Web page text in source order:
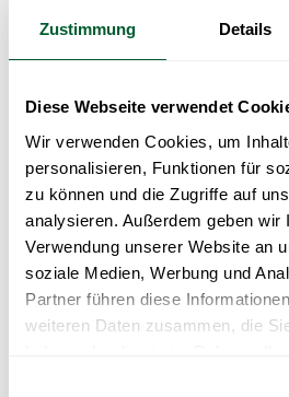
Zustimmung Details
Diese Webseite verwendet
Wir verwenden Cookies, um
personalisieren, Funktionen für
zu können und die Zugriffe auf
analysieren. Außerdem geben wir
Verwendung unserer Website an
soziale Medien, Werbung und
Partner führen diese
weiteren Daten zusammen, die